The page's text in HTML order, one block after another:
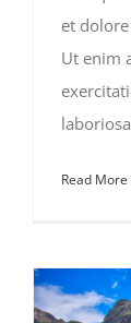
et
Ut enim
Read More